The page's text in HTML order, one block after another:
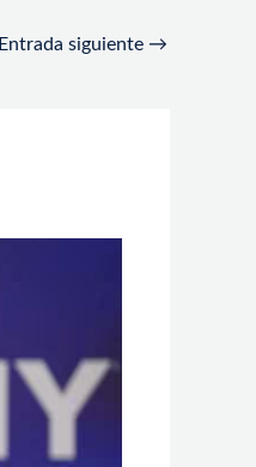
Entrada siguiente →